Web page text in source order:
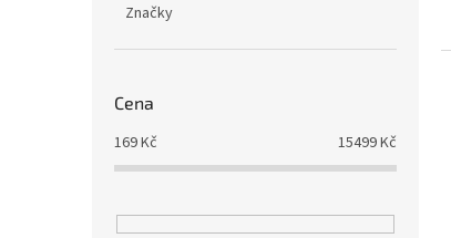
Značky
Cena
169Kč 15499Kč